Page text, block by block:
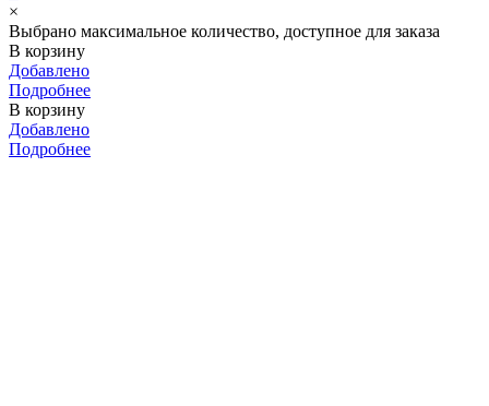
×
Выбрано максимальное количество, доступное для заказа
В корзину
Добавлено
Подробнее
В корзину
Добавлено
Подробнее